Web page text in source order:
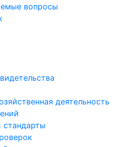
вопросы
деятельность
стандарты